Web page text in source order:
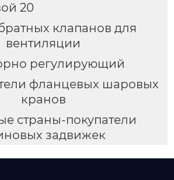
20
клапанов для
вентиляции
регулирующий
фланцевых шаровых
кранов
страны-покупатели
задвижек